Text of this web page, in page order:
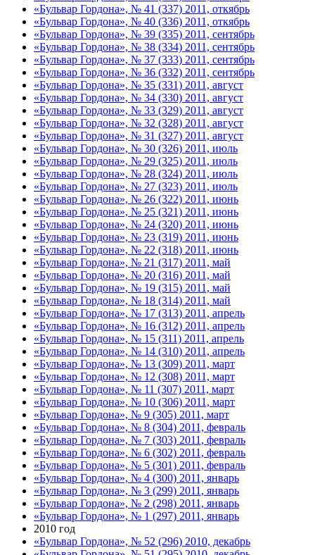
«Бульвар Гордона», № 41 (337) 2011, откябрь
«Бульвар Гордона», № 40 (336) 2011, откябрь
«Бульвар Гордона», № 39 (335) 2011, сентябрь
«Бульвар Гордона», № 38 (334) 2011, сентябрь
«Бульвар Гордона», № 37 (333) 2011, сентябрь
«Бульвар Гордона», № 36 (332) 2011, сентябрь
«Бульвар Гордона», № 35 (331) 2011, август
«Бульвар Гордона», № 34 (330) 2011, август
«Бульвар Гордона», № 33 (329) 2011, август
«Бульвар Гордона», № 32 (328) 2011, август
«Бульвар Гордона», № 31 (327) 2011, август
«Бульвар Гордона», № 30 (326) 2011, июль
«Бульвар Гордона», № 29 (325) 2011, июль
«Бульвар Гордона», № 28 (324) 2011, июль
«Бульвар Гордона», № 27 (323) 2011, июль
«Бульвар Гордона», № 26 (322) 2011, июнь
«Бульвар Гордона», № 25 (321) 2011, июнь
«Бульвар Гордона», № 24 (320) 2011, июнь
«Бульвар Гордона», № 23 (319) 2011, июнь
«Бульвар Гордона», № 22 (318) 2011, июнь
«Бульвар Гордона», № 21 (317) 2011, май
«Бульвар Гордона», № 20 (316) 2011, май
«Бульвар Гордона», № 19 (315) 2011, май
«Бульвар Гордона», № 18 (314) 2011, май
«Бульвар Гордона», № 17 (313) 2011, апрель
«Бульвар Гордона», № 16 (312) 2011, апрель
«Бульвар Гордона», № 15 (311) 2011, апрель
«Бульвар Гордона», № 14 (310) 2011, апрель
«Бульвар Гордона», № 13 (309) 2011, март
«Бульвар Гордона», № 12 (308) 2011, март
«Бульвар Гордона», № 11 (307) 2011, март
«Бульвар Гордона», № 10 (306) 2011, март
«Бульвар Гордона», № 9 (305) 2011, март
«Бульвар Гордона», № 8 (304) 2011, февраль
«Бульвар Гордона», № 7 (303) 2011, февраль
«Бульвар Гордона», № 6 (302) 2011, февраль
«Бульвар Гордона», № 5 (301) 2011, февраль
«Бульвар Гордона», № 4 (300) 2011, январь
«Бульвар Гордона», № 3 (299) 2011, январь
«Бульвар Гордона», № 2 (298) 2011, январь
«Бульвар Гордона», № 1 (297) 2011, январь
2010 год
«Бульвар Гордона», № 52 (296) 2010, декабрь